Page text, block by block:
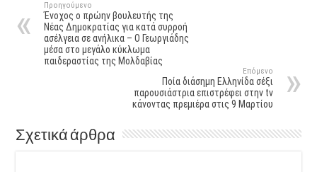
Προηγούμενο
Ένοχος ο πρώην βουλευτής της
Νέας Δημοκρατίας για κατά συρροή
ασέλγεια σε ανήλικα – Ο Γεωργιάδης
μέσα στο μεγάλο κύκλωμα
παιδεραστίας της Μολδαβίας
Επόμενο
Ποία διάσημη Ελληνίδα σέξι
παρουσιάστρια επιστρέφει στην tv
κάνοντας πρεμιέρα στις 9 Μαρτίου
Σχετικά άρθρα